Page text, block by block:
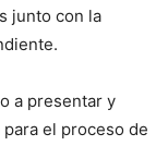
junto con la
a presentar y
el proceso de